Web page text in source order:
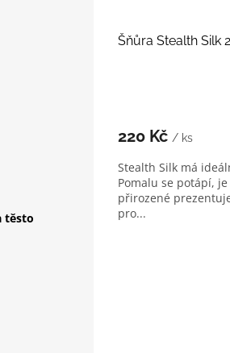
těsto
Šňůra Stealth Silk
220 Kč / ks
Stealth Silk má
Pomalu se potápí,
přirozené
pro...